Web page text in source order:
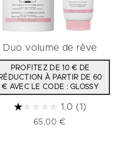
Duo volume de rêve
PROFITEZ DE 10 € DE
RÉDUCTION À PARTIR DE 60
€ AVEC LE CODE : GLOSSY
1.0 (1)
65,00 €